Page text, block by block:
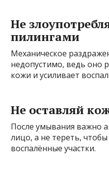
Не
пилингами
Механическое
недопустимо, ведь оно
кожи и усиливает
Не оставляй
После умывания важно
лицо, а не тереть,
воспалённые участки.